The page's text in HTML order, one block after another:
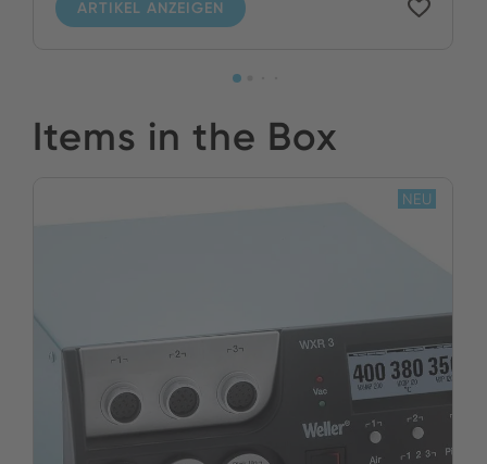
ARTIKEL ANZEIGEN
Items in the Box
NEU